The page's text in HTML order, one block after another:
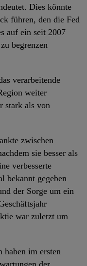
Dies könnte
führen, den die Fed
auf ein seit 2007
begrenzen
verarbeitende
weiter
stark als von
zwischen
sie besser als
verbesserte
bekannt gegeben
der Sorge um ein
war zuletzt um
haben im ersten